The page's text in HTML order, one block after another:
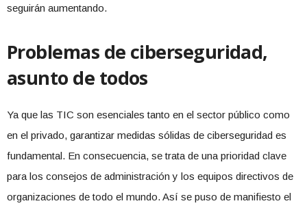
seguirán aumentando.
Problemas de ciberseguridad,
asunto de todos
Ya que las TIC son esenciales tanto en el sector público como
en el privado, garantizar medidas sólidas de ciberseguridad es
fundamental. En consecuencia, se trata de una prioridad clave
para los consejos de administración y los equipos directivos de
organizaciones de todo el mundo. Así se puso de manifiesto el